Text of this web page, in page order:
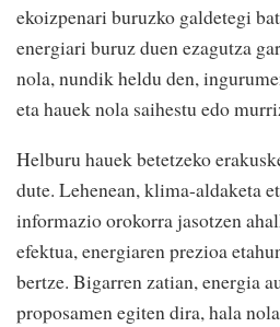
ekoizpenari buruzko galdetegi
energiari buruz duen ezagutza
nola, nundik heldu den,
eta hauek nola saihestu edo
Helburu hauek betetzeko
dute. Lehenean, klima-aldaketa
informazio orokorra jasotzen
efektua, energiaren prezioa
bertze. Bigarren zatian, energia
proposamen egiten dira, hala